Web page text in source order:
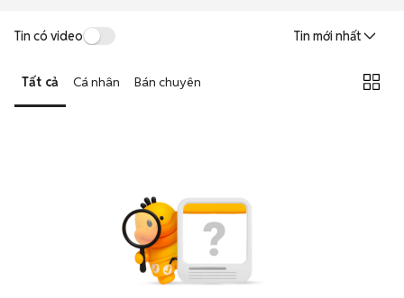
Tin có video Tin mới nhất
Tất cả Cá nhân Bán chuyên